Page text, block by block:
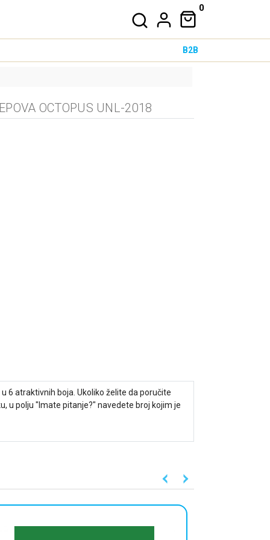
0
B2B
OCTOPUS UNL-2018
6 atraktivnih boja. Ukoliko želite da poručite
u polju "Imate pitanje?" navedete broj kojim je